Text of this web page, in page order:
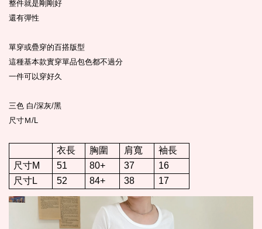
整件就是剛剛好
還有彈性
單穿或疊穿的百搭版型
這種基本款實穿單品包色都不過分
一件可以穿好久
三色 白/深灰/黑
尺寸Ｍ/L
衣長 胸圍 肩寬
袖長
尺寸M
51 80+ 37
16
尺寸L
52 84+ 38 17